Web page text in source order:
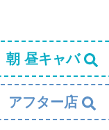
朝 昼キャバ
アフター店